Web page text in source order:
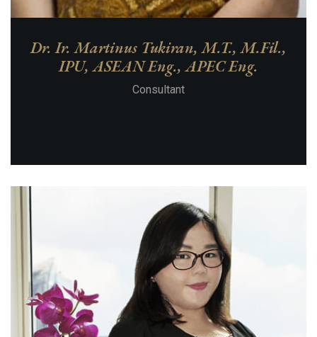
Dr. Ir. Martinus Tukiran, M.T., M.Fil.,
IPU, ASEAN Eng., APEC Eng.
Consultant